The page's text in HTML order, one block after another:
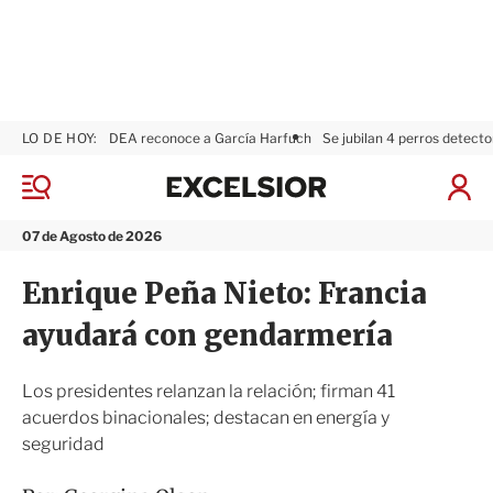
M
n
07 de Agosto de 2026
LO DE HOY: DEA reconoce a García Harfuch Se jubilan 4 perros
I
x
s
i
r
Enrique Peña Nieto: Francia
ayudará con gendarmería
Los presidentes relanzan la relación; firman 41
acuerdos binacionales; destacan en energía y
seguridad